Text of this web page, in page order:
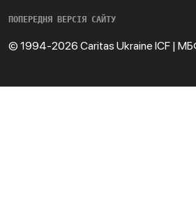
ПОПЕРЕДНЯ ВЕРСІЯ САЙТУ
© 1994-2026 Caritas Ukraine ICF |